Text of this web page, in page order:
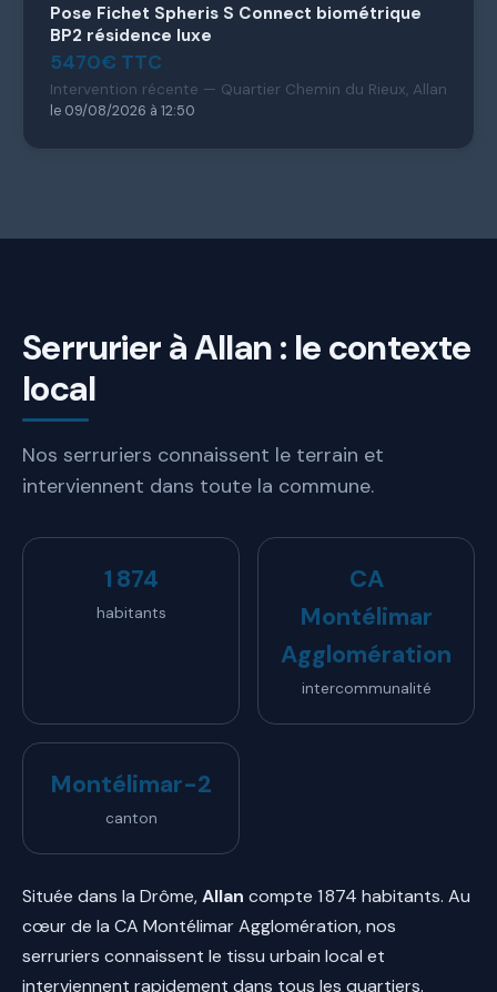
Pose Fichet Spheris S Connect biométrique
BP2 résidence luxe
5470€ TTC
Intervention récente — Quartier Chemin du Rieux, Allan
le 09/08/2026 à 12:50
Serrurier à Allan : le contexte
local
Nos serruriers connaissent le terrain et
interviennent dans toute la commune.
1 874
habitants
CA
Montélimar
Agglomération
intercommunalité
Montélimar-2
canton
Située dans la Drôme,Allan compte 1 874 habitants. Au
cœur de la CA Montélimar Agglomération, nos
serruriers connaissent le tissu urbain local et
interviennent rapidement dans tous les quartiers.